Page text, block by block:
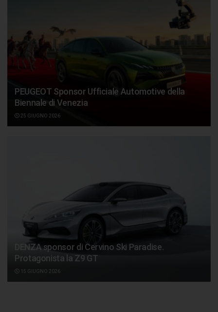
PEUGEOT Sponsor Ufficiale Automotive della
Biennale di Venezia
25 GIUGNO 2026
DENZA sponsor di Cervino Ski Paradise.
Protagonista la Z9 GT
15 GIUGNO 2026